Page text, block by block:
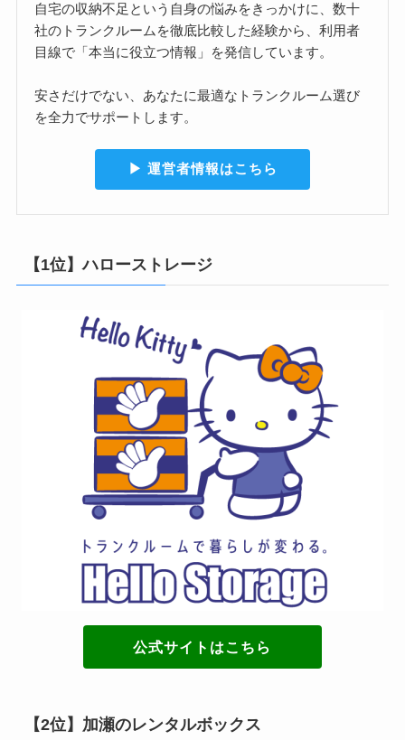
自宅の収納不足という自身の悩みをきっかけに、数十
社のトランクルームを徹底比較した経験から、利用者
目線で「本当に役立つ情報」を発信しています。
安さだけでない、あなたに最適なトランクルーム選び
を全力でサポートします。
▶︎ 運営者情報はこちら
【1位】ハローストレージ
公式サイトはこちら
【2位】加瀬のレンタルボックス